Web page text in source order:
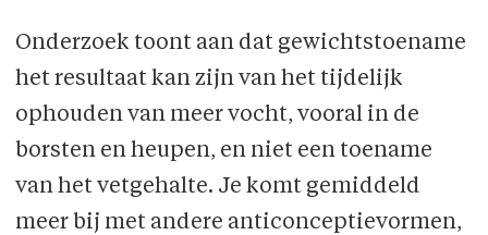
Onderzoek toont aan dat gewichtstoename
het resultaat kan zijn van het tijdelijk
ophouden van meer vocht, vooral in de
borsten en heupen, en niet een toename
van het vetgehalte. Je komt gemiddeld
meer bij met andere anticonceptievormen,